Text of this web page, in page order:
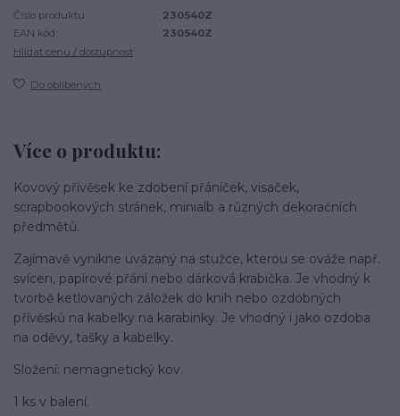
Číslo produktu:
230540Z
EAN kód:
230540Z
Hlídat cenu / dostupnost
Do oblíbených
Více o produktu:
Kovový přívěsek ke zdobení přáníček, visaček,
scrapbookových stránek, minialb a různých dekoračních
předmětů.
Zajímavě vynikne uvázaný na stužce, kterou se ováže např.
svícen, papírové přání nebo dárková krabička. Je vhodný k
tvorbě ketlovaných záložek do knih nebo ozdobných
přívěsků na kabelky na karabinky. Je vhodný i jako ozdoba
na oděvy, tašky a kabelky.
Složení: nemagnetický kov.
1 ks v balení.